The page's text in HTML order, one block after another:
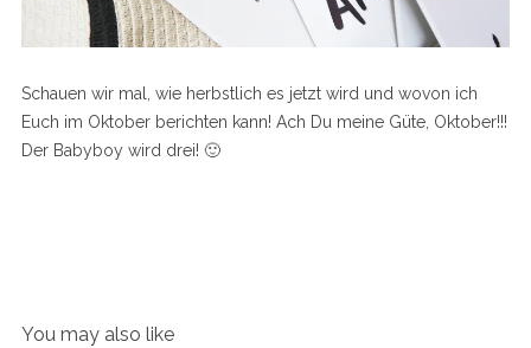
Schauen wir mal, wie herbstlich es jetzt wird und wovon ich
Euch im Oktober berichten kann! Ach Du meine Güte, Oktober!!!
Der Babyboy wird drei! 🙂
You may also like